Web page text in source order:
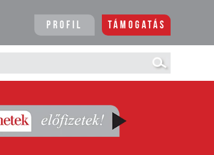
Profil Támogatás